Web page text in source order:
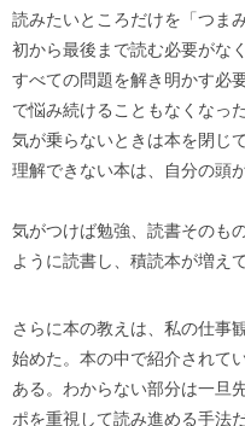
読みたいところだけを「つま
初から最後まで読む必要がな
すべての問題を解き明かす必
で悩み続けることもなくなった
気が乗らないときは本を閉じ
理解できない本は、自分の頭
気がつけば勉強、読書そのも
ように読書し、積読本が増え
さらに本の教えは、私の仕事
始めた。本の中で紹介されて
ある。わからない部分は一旦
ポを重視して読み進める手法だ